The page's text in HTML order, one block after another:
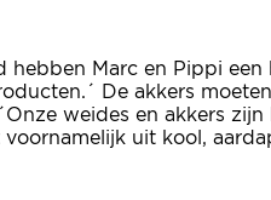
hebben Marc en Pippi
De akkers
weides en akkers
uit kool,